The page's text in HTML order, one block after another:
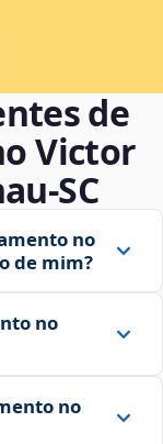
de
Victor
no
de mim?
no
no